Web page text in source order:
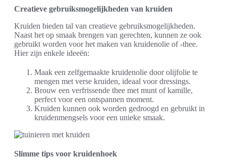
Creatieve gebruiksmogelijkheden van kruiden
Kruiden bieden tal van creatieve gebruiksmogelijkheden.
Naast het op smaak brengen van gerechten, kunnen ze ook
gebruikt worden voor het maken van kruidenolie of -thee.
Hier zijn enkele ideeën:
Maak een zelfgemaakte kruidenolie door olijfolie te
mengen met verse kruiden, ideaal voor dressings.
Brouw een verfrissende thee met munt of kamille,
perfect voor een ontspannen moment.
Kruiden kunnen ook worden gedroogd en gebruikt in
kruidenmengsels voor een unieke smaak.
Slimme tips voor kruidenhoek